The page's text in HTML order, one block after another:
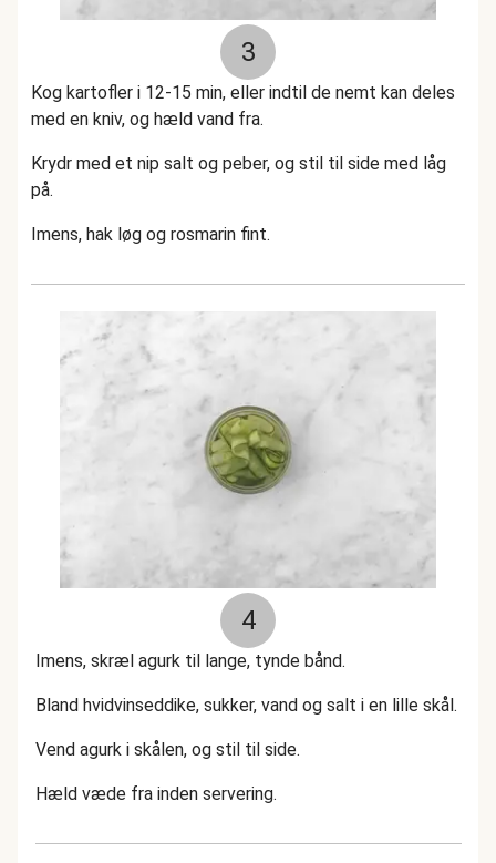
3
Kog kartofler i 12-15 min, eller indtil de nemt kan deles
med en kniv, og hæld vand fra.
Krydr med et nip salt og peber, og stil til side med låg
på.
Imens, hak løg og rosmarin fint.
4
Imens, skræl agurk til lange, tynde bånd.
Bland hvidvinseddike, sukker, vand og salt i en lille skål.
Vend agurk i skålen, og stil til side.
Hæld væde fra inden servering.